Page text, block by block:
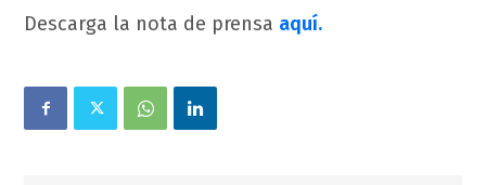
Descarga la nota de prensa aquí.